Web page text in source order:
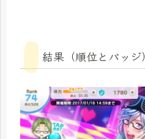
結果（順位とバッジ）